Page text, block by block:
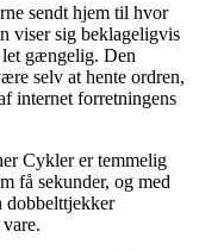
sendt hjem til hvor
viser sig beklageligvis
let gængelig. Den
selv at hente ordren,
internet forretningens
Cykler er temmelig
få sekunder, og med
dobbelttjekker